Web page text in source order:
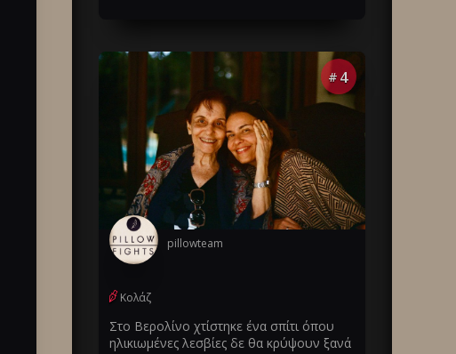
# 4
pillowteam
Κολάζ
Στο Βερολίνο χτίστηκε ένα σπίτι όπου
ηλικιωμένες λεσβίες δε θα κρύψουν ξανά